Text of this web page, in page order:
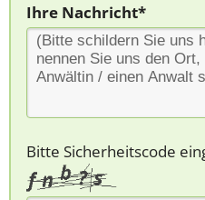
Ihre Nachricht*
Bitte Sicherheitscode